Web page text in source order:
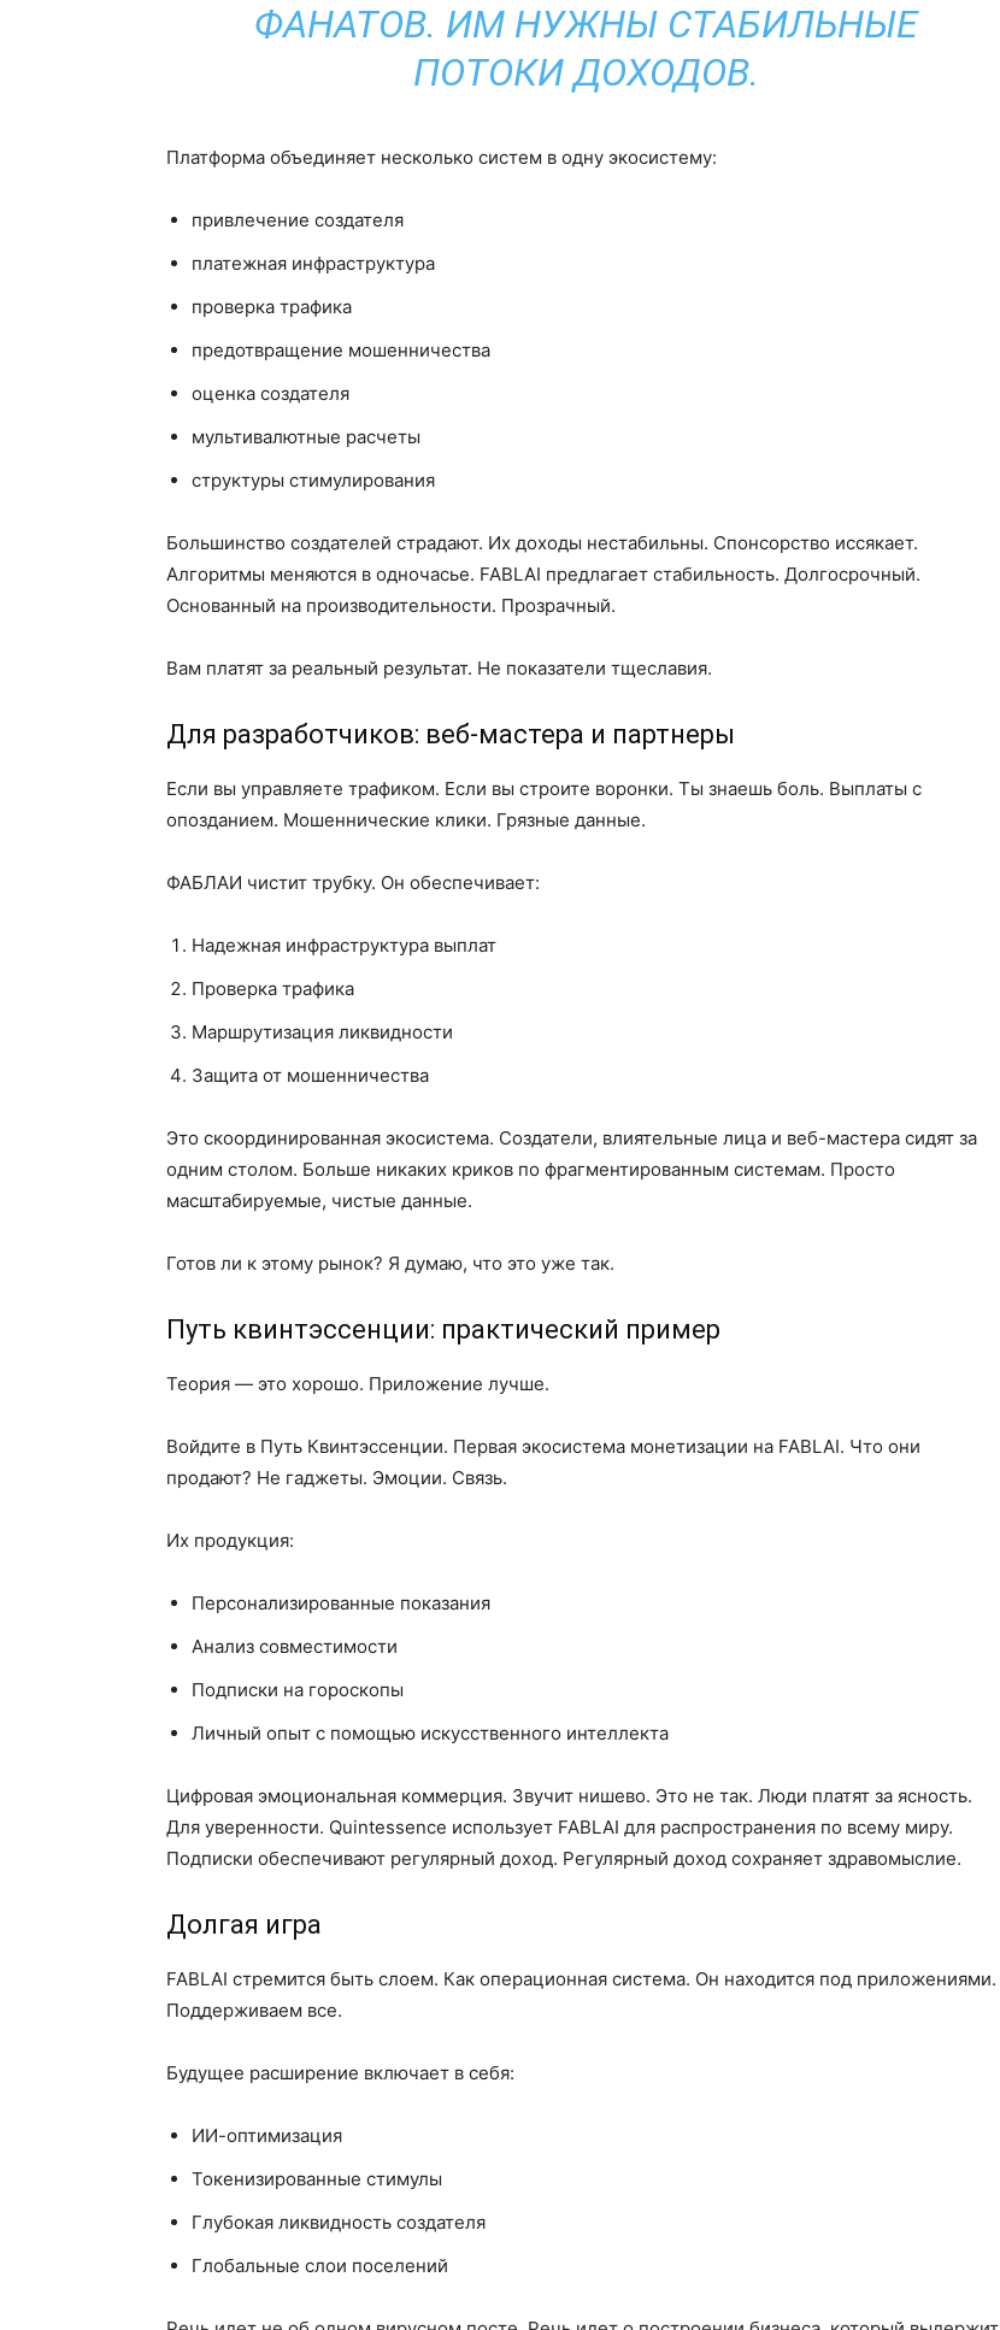
ФАНАТОВ. ИМ НУЖНЫ СТАБИЛЬНЫЕ
ПОТОКИ ДОХОДОВ.
Платформа объединяет несколько систем в одну экосистему:
привлечение создателя
платежная инфраструктура
проверка трафика
предотвращение мошенничества
оценка создателя
мультивалютные расчеты
структуры стимулирования
Большинство создателей страдают. Их доходы нестабильны. Спонсорство иссякает.
Алгоритмы меняются в одночасье. FABLAI предлагает стабильность. Долгосрочный.
Основанный на производительности. Прозрачный.
Вам платят за реальный результат. Не показатели тщеславия.
Для разработчиков: веб-мастера и партнеры
Если вы управляете трафиком. Если вы строите воронки. Ты знаешь боль. Выплаты с
опозданием. Мошеннические клики. Грязные данные.
ФАБЛАИ чистит трубку. Он обеспечивает:
Надежная инфраструктура выплат
Проверка трафика
Маршрутизация ликвидности
Защита от мошенничества
Это скоординированная экосистема. Создатели, влиятельные лица и веб-мастера сидят за
одним столом. Больше никаких криков по фрагментированным системам. Просто
масштабируемые, чистые данные.
Готов ли к этому рынок? Я думаю, что это уже так.
Путь квинтэссенции: практический пример
Теория — это хорошо. Приложение лучше.
Войдите в Путь Квинтэссенции. Первая экосистема монетизации на FABLAI. Что они
продают? Не гаджеты. Эмоции. Связь.
Их продукция:
Персонализированные показания
Анализ совместимости
Подписки на гороскопы
Личный опыт с помощью искусственного интеллекта
Цифровая эмоциональная коммерция. Звучит нишево. Это не так. Люди платят за ясность.
Для уверенности. Quintessence использует FABLAI для распространения по всему миру.
Подписки обеспечивают регулярный доход. Регулярный доход сохраняет здравомыслие.
Долгая игра
FABLAI стремится быть слоем. Как операционная система. Он находится под приложениями.
Поддерживаем все.
Будущее расширение включает в себя:
ИИ-оптимизация
Токенизированные стимулы
Глубокая ликвидность создателя
Глобальные слои поселений